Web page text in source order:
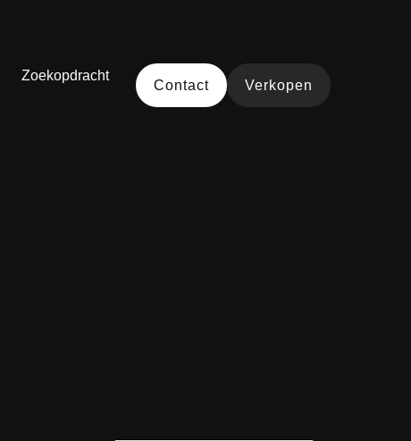
Zoekopdracht
Contact Verkopen